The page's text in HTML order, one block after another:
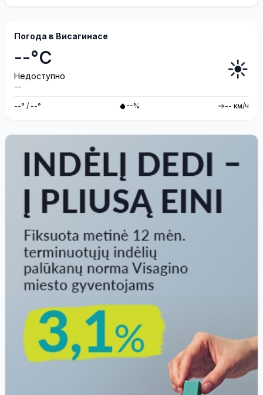
Погода в Висагинасе
--°C
Недоступно
--
☀️
--° / --° --% -- км/ч